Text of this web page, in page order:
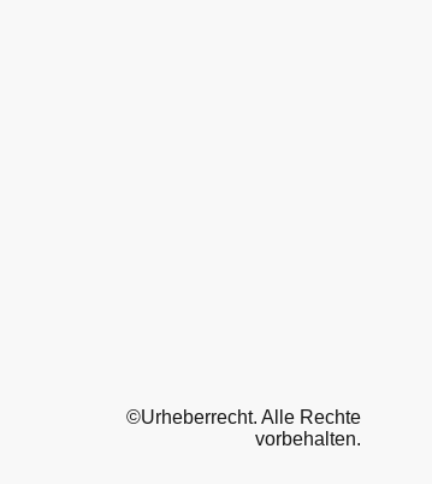
©Urheberrecht. Alle Rechte
vorbehalten.